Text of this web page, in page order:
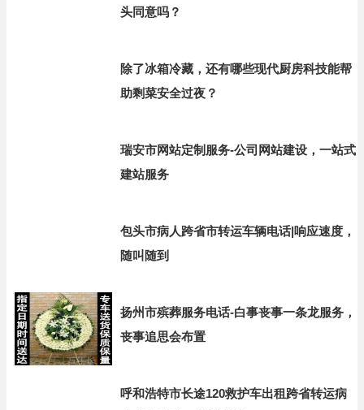
头同意吗？
除了冰箱冷藏，还有哪些现代厨房科技能帮
助剩菜安全过夜？
瑞安市网站定制服务-公司网站建设，一站式
建站服务
包头市病人跨省市转运车辆电话|响应速度，
随叫随到
扬州市殡葬服务电话-白事丧事一条龙服务，
丧事追思会布置
呼和浩特市长途120救护车出租跨省转运病